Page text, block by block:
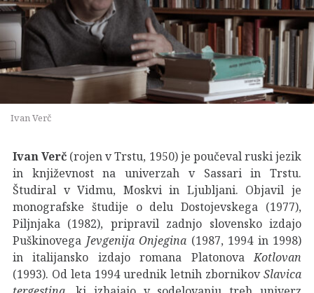
Ivan Verč
Ivan Verč (rojen v Trstu, 1950) je poučeval ruski jezik
in književnost na univerzah v Sassari in Trstu.
Študiral v Vidmu, Moskvi in Ljubljani. Objavil je
monografske študije o delu Dostojevskega (1977),
Piljnjaka (1982), pripravil zadnjo slovensko izdajo
Puškinovega Jevgenija Onjegina (1987, 1994 in 1998)
in italijansko izdajo romana PlatonovaKotlovan
(1993). Od leta 1994 urednik letnih zbornikovSlavica